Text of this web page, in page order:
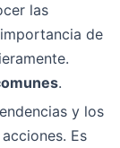
las
de
.
y los
Es